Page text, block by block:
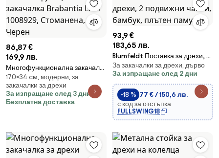
86,87 €
169,9 лв.
Многофункционална закачалка
Brabantia Linn 1008929,
Стоманена, Черен
170×34 cм, модерни, за
закачалки за дрехи
За изпращане след 3 дни
Безплатна доставка
93,9 €
183,65 лв.
Blumfeldt Поставка за дрехи, 2
подвижни чанти, бамбук,
плътен памук
За закачалки за дрехи, дърво
За изпращане след 2 дни
-18 % 77 € / 150,6 лв.
с код за отстъпка
FULLSWING18